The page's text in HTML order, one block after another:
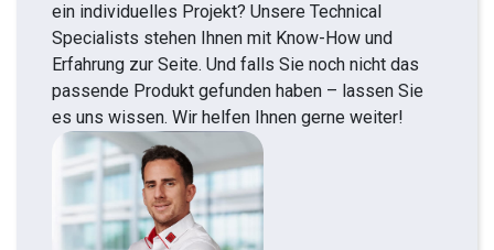
ein individuelles Projekt? Unsere Technical
Specialists stehen Ihnen mit Know-How und
Erfahrung zur Seite. Und falls Sie noch nicht das
passende Produkt gefunden haben – lassen Sie
es uns wissen. Wir helfen Ihnen gerne weiter!